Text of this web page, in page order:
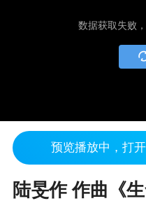
数据获取失败
预览播放中，打
陆旻作 作曲《